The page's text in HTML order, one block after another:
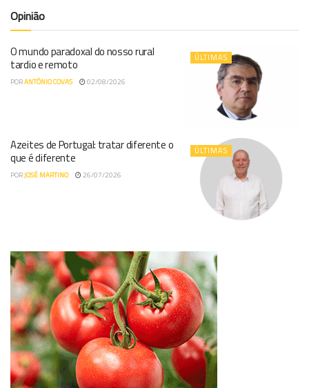
Opinião
ÚLTIMAS
O mundo paradoxal do nosso rural
tardio e remoto
PORANTÓNIO COVAS 02/08/2026
ÚLTIMAS
Azeites de Portugal: tratar diferente o
que é diferente
PORJOSÉ MARTINO 26/07/2026